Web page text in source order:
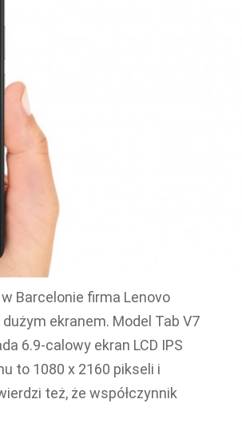
Barcelonie firma Lenovo
ekranem. Model Tab V7
6.9-calowy ekran LCD IPS
to 1080 x 2160 pikseli i
też, że współczynnik